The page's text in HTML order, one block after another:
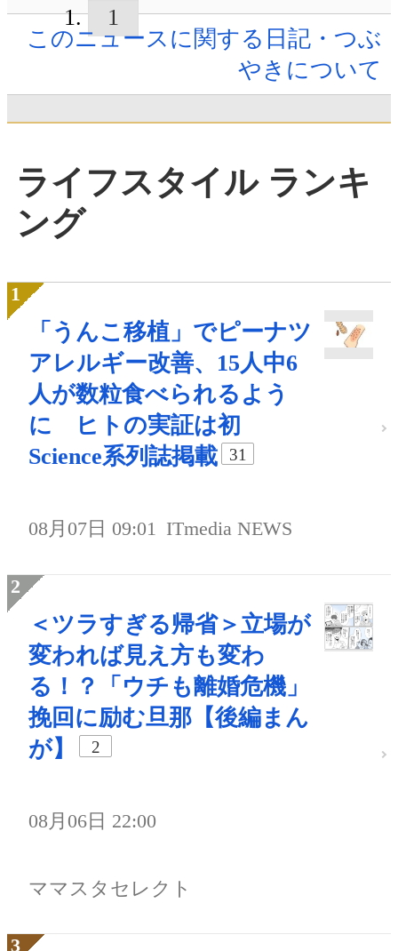
1
このニュースに関する日記・つぶ
やきについて
ライフスタイル ランキ
ング
「うんこ移植」でピーナツ
アレルギー改善、15人中6
人が数粒食べられるよう
に ヒトの実証は初
Science系列誌掲載
31
08月07日 09:01 ITmedia NEWS
＜ツラすぎる帰省＞立場が
変われば見え方も変わ
る！？「ウチも離婚危機」
挽回に励む旦那【後編まん
が】
2
08月06日 22:00
ママスタセレクト